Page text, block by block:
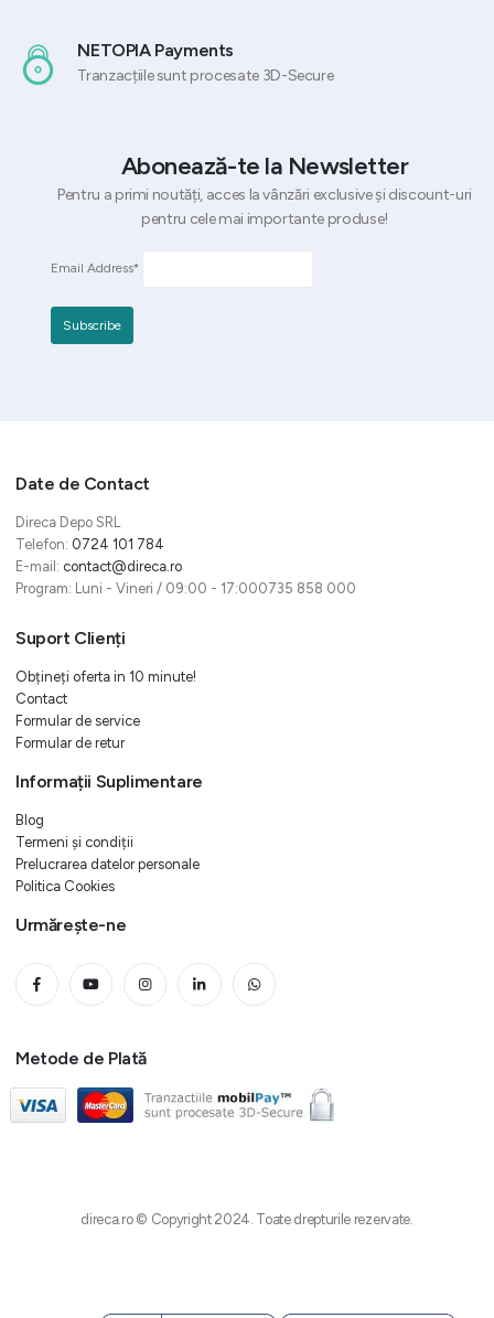
NETOPIA Payments
Tranzacțiile sunt procesate 3D-Secure
Abonează-te la Newsletter
Pentru a primi noutăți, acces la vânzări exclusive și discount-uri
pentru cele mai importante produse!
Email Address*
Date de Contact
Direca Depo SRL
Telefon: 0724 101 784
E-mail: contact@direca.ro
Program: Luni - Vineri / 09:00 - 17:000735 858 000
Suport Clienți
Obțineți oferta in 10 minute!
Contact
Formular de service
Formular de retur
Informații Suplimentare
Blog
Termeni și condiții
Prelucrarea datelor personale
Politica Cookies
Urmărește-ne
Metode de Plată
direca.ro © Copyright 2024. Toate drepturile rezervate.